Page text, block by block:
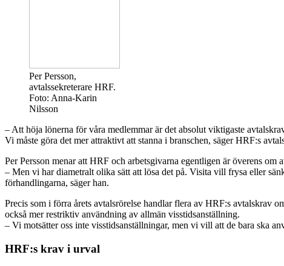
Per Persson,
avtalssekreterare HRF.
Foto: Anna-Karin
Nilsson
– Att höja lönerna för våra medlemmar är det absolut viktigaste
Vi måste göra det mer attraktivt att stanna i branschen, säger HRF:s
Per Persson menar att HRF och arbetsgivarna egentligen är överens
– Men vi har diametralt olika sätt att lösa det på. Visita vill frysa eller
förhandlingarna, säger han.
Precis som i förra årets avtalsrörelse handlar flera av HRF:s avtalskrav
också mer restriktiv användning av allmän visstidsanställning.
– Vi motsätter oss inte visstidsanställningar, men vi vill att de bara ska
HRF:s krav i urval